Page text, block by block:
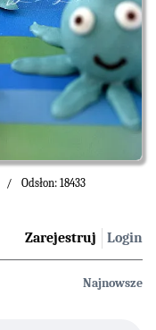
Odsłon: 18433
Login
Zarejestruj
Najnowsze